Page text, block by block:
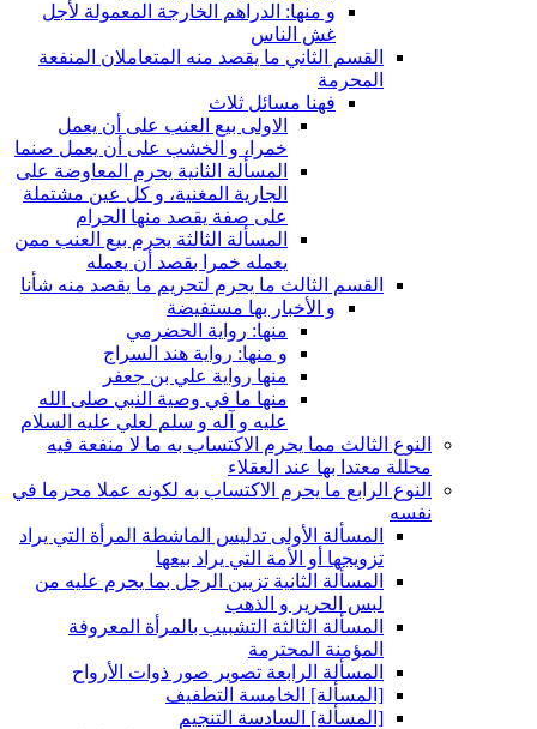
و منها: الدراهم الخارجة المعمولة لأجل
غش الناس
القسم الثاني ما يقصد منه المتعاملان المنفعة
المحرمة
فهنا مسائل ثلاث
الاولى بيع العنب على أن يعمل
خمرا، و الخشب على أن يعمل صنما
المسألة الثانية يحرم المعاوضة على
الجارية المغنية، و كل عين مشتملة
على صفة يقصد منها الحرام
المسألة الثالثة يحرم بيع العنب ممن
يعمله خمرا بقصد أن يعمله
القسم الثالث ما يحرم لتحريم ما يقصد منه شأنا
و الأخبار بها مستفيضة
منها: رواية الحضرمي
و منها: رواية هند السراج
منها رواية علي بن جعفر
منها ما في وصية النبي صلى الله
عليه و آله و سلم لعلي عليه السلام
النوع الثالث مما يحرم الاكتساب به ما لا منفعة فيه
محللة معتدا بها عند العقلاء
النوع الرابع ما يحرم الاكتساب به لكونه عملا محرما في
نفسه
المسألة الأولى تدليس الماشطة المرأة التي يراد
تزويجها أو الأمة التي يراد بيعها
المسألة الثانية تزيين الرجل بما يحرم عليه من
لبس الحرير و الذهب
المسألة الثالثة التشبيب بالمرأة المعروفة
المؤمنة المحترمة
المسألة الرابعة تصوير صور ذوات الأرواح
[المسألة] الخامسة التطفيف
[المسألة] السادسة التنجيم